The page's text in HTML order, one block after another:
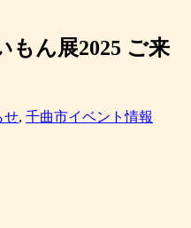
もん展2025 ご来
せ, 千曲市イベント情報